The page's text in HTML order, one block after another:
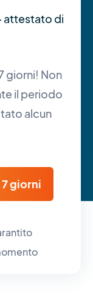
attestato di
giorni! Non
il periodo
alcun
giorni